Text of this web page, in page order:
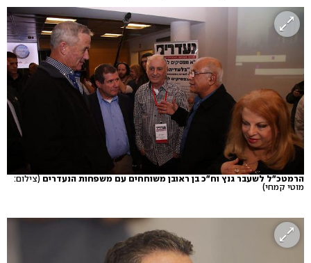
הרמטכ"ל לשעבר גנץ וח"כ בן ראובן משוחחים עם משפחות הנעדרים(צילום:
מוטי קמחי)